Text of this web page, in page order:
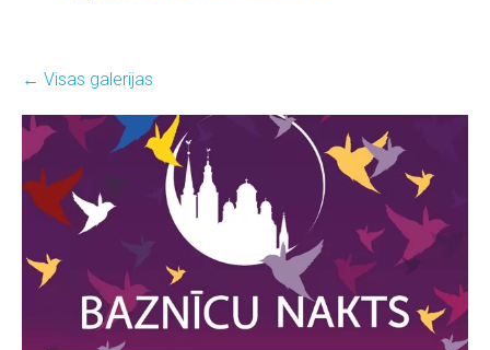
Visas galerijas